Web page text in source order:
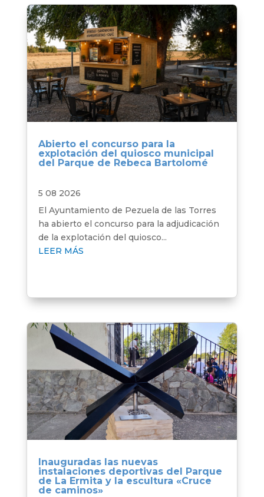
Abierto el concurso para la
explotación del quiosco municipal
del Parque de Rebeca Bartolomé
5 08 2026
El Ayuntamiento de Pezuela de las Torres
ha abierto el concurso para la adjudicación
de la explotación del quiosco...
LEER MÁS
Inauguradas las nuevas
instalaciones deportivas del Parque
de La Ermita y la escultura «Cruce
de caminos»